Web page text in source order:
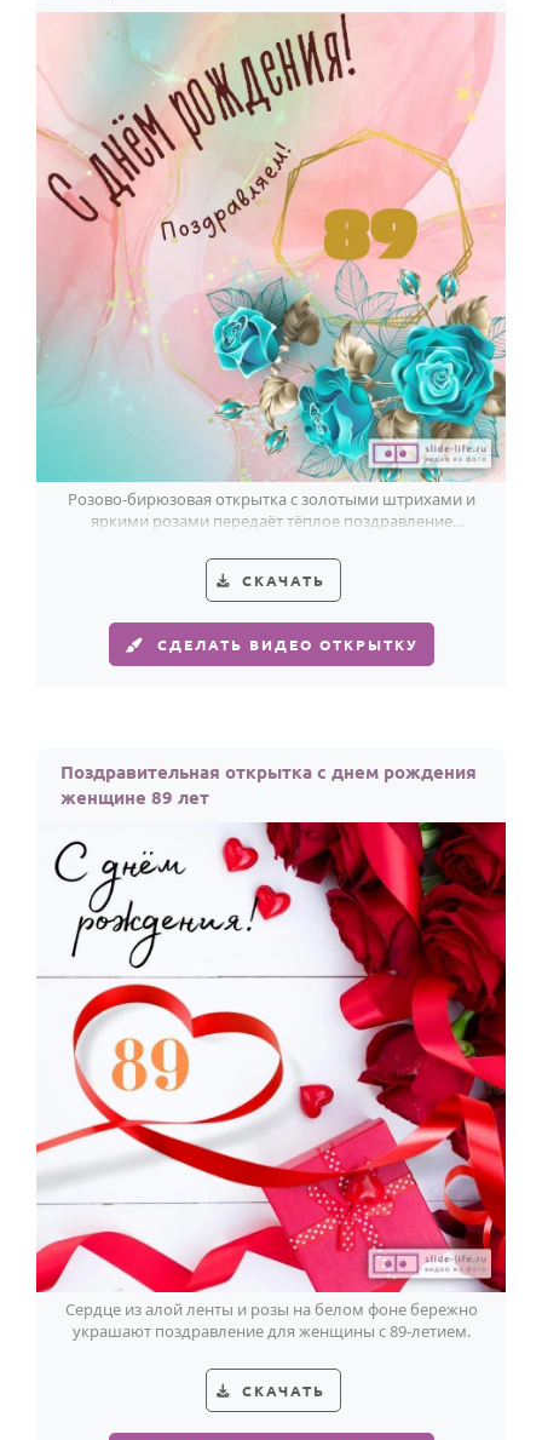
Розово-бирюзовая открытка с золотыми штрихами и
яркими розами передаёт тёплое поздравление
СКАЧАТЬ
СДЕЛАТЬ ВИДЕО ОТКРЫТКУ
Поздравительная открытка с днем рождения
женщине 89 лет
Сердце из алой ленты и розы на белом фоне бережно
украшают поздравление для женщины с 89-летием.
СКАЧАТЬ